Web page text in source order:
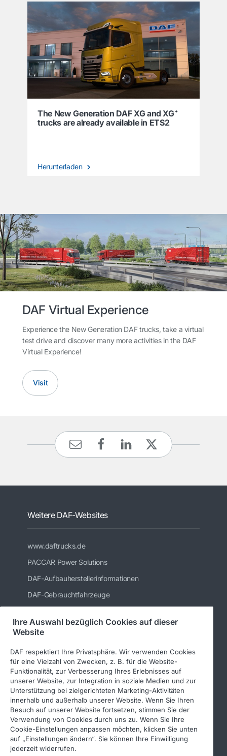
The New Generation DAF XG and XG⁺
trucks are already available in ETS2
Herunterladen
DAF Virtual Experience
Experience the New Generation DAF trucks, take a virtual
test drive and discover many more activities in the DAF
Virtual Experience!
Visit
Weitere DAF-Websites
www.daftrucks.de
PACCAR Power Solutions
DAF-Aufbauherstellerinformationen
DAF-Gebrauchtfahrzeuge
DAF Teile Webshop
DAF Frankfurt GmbH
Impressum
Ihre Auswahl bezüglich Cookies auf dieser
Website
DAF respektiert Ihre Privatsphäre. Wir verwenden Cookies
für eine Vielzahl von Zwecken, z. B. für die Website-
Funktionalität, zur Verbesserung Ihres Erlebnisses auf
unserer Website, zur Integration in soziale Medien und zur
Unterstützung bei zielgerichteten Marketing-Aktivitäten
innerhalb und außerhalb unserer Website. Wenn Sie Ihren
Besuch auf unserer Website fortsetzen, stimmen Sie der
Verwendung von Cookies durch uns zu. Wenn Sie Ihre
Cookie-Einstellungen anpassen möchten, klicken Sie unten
auf „Einstellungen ändern“. Sie können Ihre Einwilligung
jederzeit widerrufen.